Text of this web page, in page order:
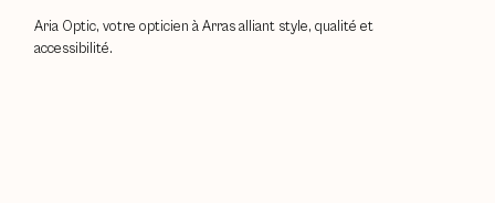
Aria Optic, votre opticien à Arras alliant style, qualité et
accessibilité.